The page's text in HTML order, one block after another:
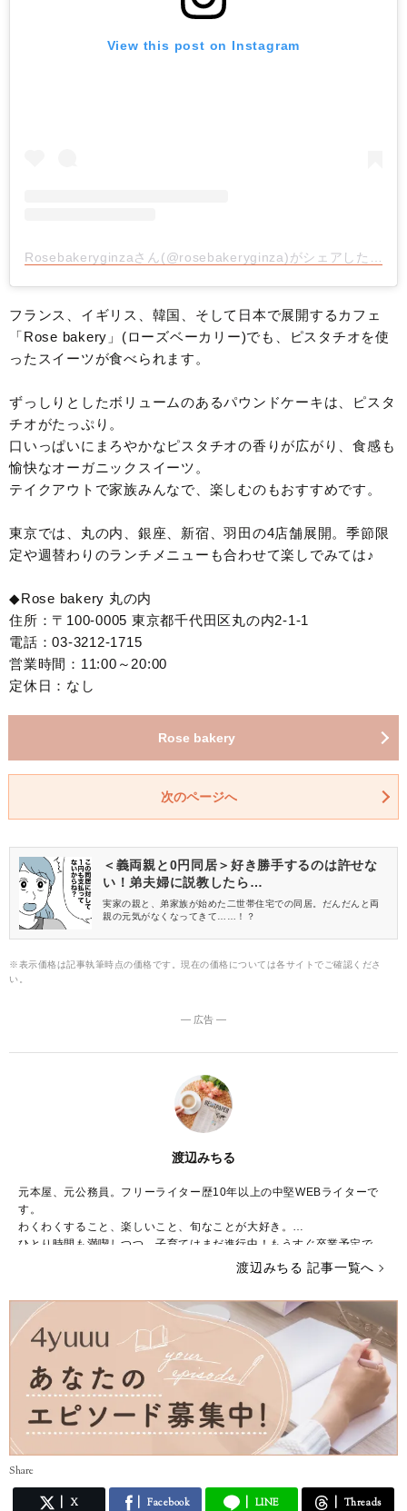
View this post on Instagram
フランス、イギリス、韓国、そして日本で展開するカフェ
「Rose bakery」(ローズベーカリー)でも、ピスタチオを使
ったスイーツが食べられます。
ずっしりとしたボリュームのあるパウンドケーキは、ピスタ
チオがたっぷり。
口いっぱいにまろやかなピスタチオの香りが広がり、食感も
愉快なオーガニックスイーツ。
テイクアウトで家族みんなで、楽しむのもおすすめです。
東京では、丸の内、銀座、新宿、羽田の4店舗展開。季節限
定や週替わりのランチメニューも合わせて楽しでみては♪
◆Rose bakery 丸の内
住所：〒100-0005 東京都千代田区丸の内2-1-1
電話：03-3212-1715
営業時間：11:00～20:00
定休日：なし
Rose bakery
次のページへ
＜義両親と0円同居＞好き勝手するのは許せな
い！弟夫婦に説教したら…
実家の親と、弟家族が始めた二世帯住宅での同居。だんだんと両
親の元気がなくなってきて……！？
※表示価格は記事執筆時点の価格です。現在の価格については各サイトでご確認くださ
い。
― 広告 ―
渡辺みちる
元本屋、元公務員。フリーライター歴10年以上の中堅WEBライターで
す。
わくわくすること、楽しいこと、旬なことが大好き。
ひとり時間も満喫しつつ、子育てはまだ進行中！もうすぐ卒業予定で
主婦・ママ・大人女子のみなさんの毎日が、ちょっと楽しくなる記事を
渡辺みちる 記事一覧へ
Share
X Facebook LINE Threads